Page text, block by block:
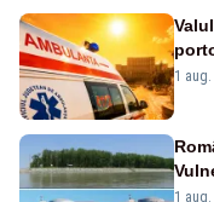
1 aug.
în
1 aug.